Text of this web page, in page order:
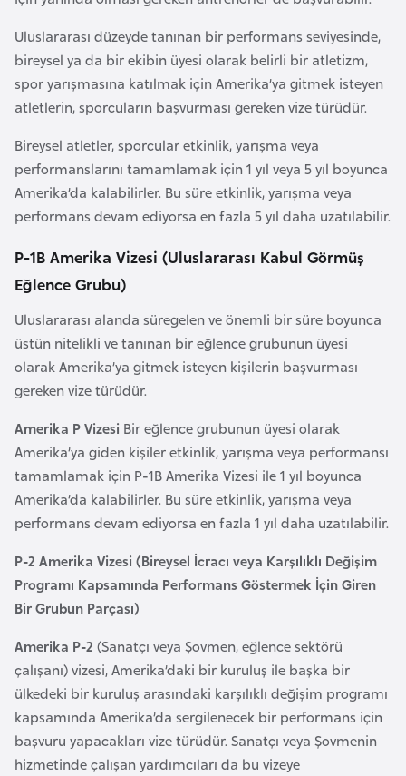
Uluslararası düzeyde tanınan bir performans seviyesinde,
bireysel ya da bir ekibin üyesi olarak belirli bir atletizm,
spor yarışmasına katılmak için Amerika’ya gitmek isteyen
atletlerin, sporcuların başvurması gereken vize türüdür.
Bireysel atletler, sporcular etkinlik, yarışma veya
performanslarını tamamlamak için 1 yıl veya 5 yıl boyunca
Amerika’da kalabilirler. Bu süre etkinlik, yarışma veya
performans devam ediyorsa en fazla 5 yıl daha uzatılabilir.
P-1B Amerika Vizesi (Uluslararası Kabul Görmüş
Eğlence Grubu)
Uluslararası alanda süregelen ve önemli bir süre boyunca
üstün nitelikli ve tanınan bir eğlence grubunun üyesi
olarak Amerika’ya gitmek isteyen kişilerin başvurması
gereken vize türüdür.
Amerika P Vizesi Bir eğlence grubunun üyesi olarak
Amerika’ya giden kişiler etkinlik, yarışma veya performansı
tamamlamak için P-1B Amerika Vizesi ile 1 yıl boyunca
Amerika’da kalabilirler. Bu süre etkinlik, yarışma veya
performans devam ediyorsa en fazla 1 yıl daha uzatılabilir.
P-2 Amerika Vizesi (Bireysel İcracı veya Karşılıklı Değişim
Programı Kapsamında Performans Göstermek İçin Giren
Bir Grubun Parçası)
Amerika P-2 (Sanatçı veya Şovmen, eğlence sektörü
çalışanı) vizesi, Amerika’daki bir kuruluş ile başka bir
ülkedeki bir kuruluş arasındaki karşılıklı değişim programı
kapsamında Amerika’da sergilenecek bir performans için
başvuru yapacakları vize türüdür. Sanatçı veya Şovmenin
hizmetinde çalışan yardımcıları da bu vizeye
r
e
y
n
B
a
n
l
a
e
ş
e
l
a
r
u
B
l
ç
i
k
a